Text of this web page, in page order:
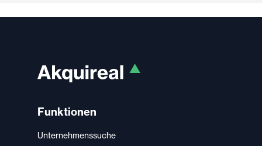
Funktionen
Unternehmenssuche